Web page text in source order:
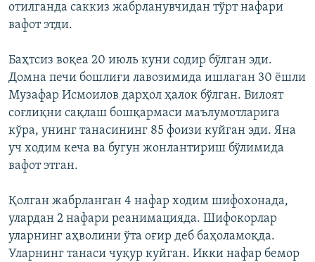
отилганда саккиз жабрланувчидан тўрт нафари
вафот этди.
Баҳтсиз воқеа 20 июль куни содир бўлган эди.
Домна печи бошлиғи лавозимида ишлаган 30 ёшли
Музафар Исмоилов дарҳол ҳалок бўлган. Вилоят
соғлиқни сақлаш бошқармаси маълумотларига
кўра, унинг танасининг 85 фоизи куйган эди. Яна
уч ходим кеча ва бугун жонлантириш бўлимида
вафот этган.
Қолган жабрланган 4 нафар ходим шифохонада,
улардан 2 нафари реанимацияда. Шифокорлар
уларнинг аҳволини ўта оғир деб баҳоламоқда.
Уларнинг танаси чуқур куйган. Икки нафар бемор